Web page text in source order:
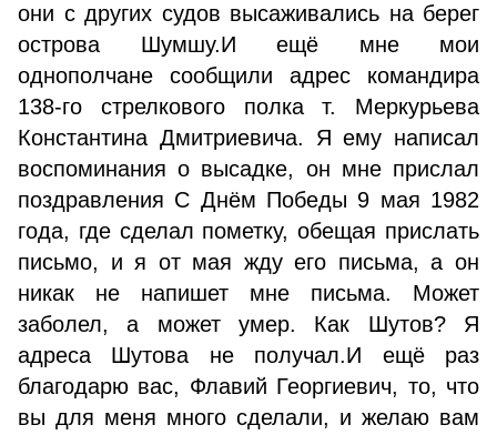
они с других судов высаживались на берег
острова Шумшу.И ещё мне мои
однополчане сообщили адрес командира
138-го стрелкового полка т. Меркурьева
Константина Дмитриевича. Я ему написал
воспоминания о высадке, он мне прислал
поздравления С Днём Победы 9 мая 1982
года, где сделал пометку, обещая прислать
письмо, и я от мая жду его письма, а он
никак не напишет мне письма. Может
заболел, а может умер. Как Шутов? Я
адреса Шутова не получал.И ещё раз
благодарю вас, Флавий Георгиевич, то, что
вы для меня много сделали, и желаю вам